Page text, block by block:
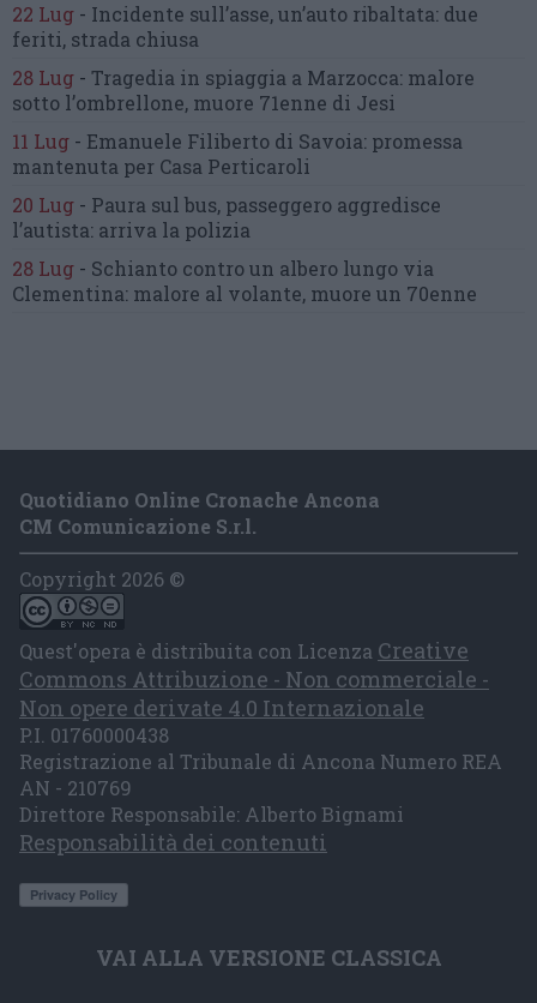
22 Lug - Incidente sull’asse, un’auto ribaltata: due
feriti, strada chiusa
28 Lug - Tragedia in spiaggia a Marzocca: malore
sotto l’ombrellone, muore 71enne di Jesi
11 Lug - Emanuele Filiberto di Savoia: promessa
mantenuta per Casa Perticaroli
20 Lug - Paura sul bus, passeggero aggredisce
l’autista: arriva la polizia
28 Lug - Schianto contro un albero lungo via
Clementina: malore al volante, muore un 70enne
Quotidiano Online Cronache Ancona
CM Comunicazione S.r.l.
Copyright 2026 ©
Quest'opera è distribuita con Licenza Creative
Commons Attribuzione - Non commerciale -
Non opere derivate 4.0 Internazionale
P.I. 01760000438
Registrazione al Tribunale di Ancona Numero REA
AN - 210769
Direttore Responsabile: Alberto Bignami
Responsabilità dei contenuti
VAI ALLA VERSIONE CLASSICA